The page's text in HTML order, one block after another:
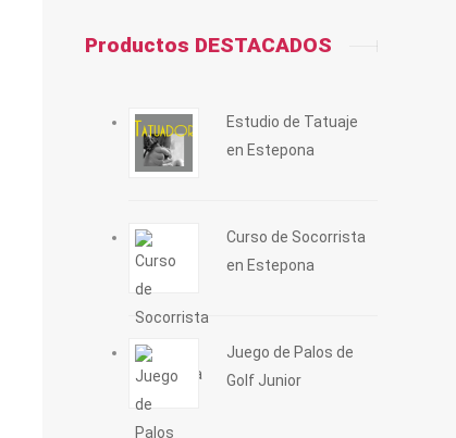
Productos DESTACADOS
Estudio de Tatuaje
en Estepona
Curso de Socorrista
en Estepona
Juego de Palos de
Golf Junior